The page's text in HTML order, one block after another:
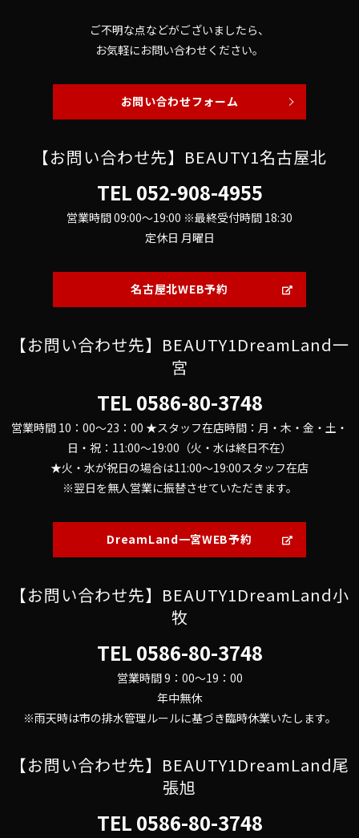
ご不明な点などがございましたら、
お気軽にお問い合わせください。
お問い合わせフォーム
【お問い合わせ先】BEAUTY1名古屋北
TEL 052-908-4955
営業時間 09:00～19:00 ※最終受付時間 18:30
定休日 月曜日
名古屋北WEB予約
【お問い合わせ先】BEAUTY1DreamLand一
宮
TEL 0586-80-3748
営業時間 10：00～23：00 ★スタッフ在店時間：月・木・金・土・
日・祝：11:00～19:00（火・水は終日不在）
★火・水が祝日の場合は11:00～19:00スタッフ在店
※翌日を無人営業に振替させていただきます。
DreamLand一宮WEB予約
【お問い合わせ先】BEAUTY1DreamLand小
牧
TEL 0586-80-3748
営業時間 9：00～19：00
年中無休
※雨天時は市の排水管理ルールに基づき臨時休業いたします。
【お問い合わせ先】BEAUTY1DreamLand尾
張旭
TEL 0586-80-3748